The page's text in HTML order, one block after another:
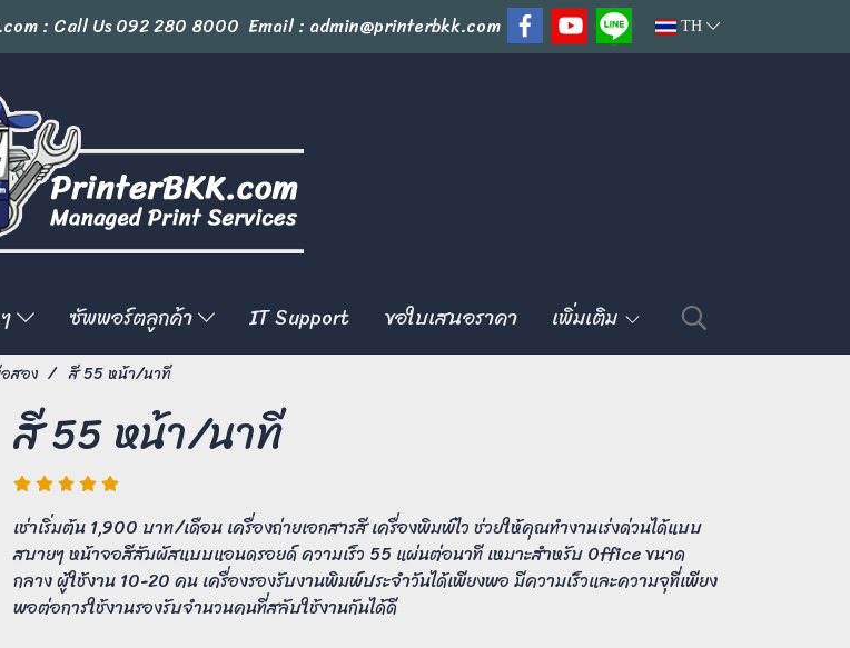
: Call Us092 280 8000 Email : admin@printerbkk.com TH
ซัพพอร์ตลูกค้า IT Support ขอใบเสนอราคา เพิ่มเติม
สอง สี 55 หน้า/นาที
สี 55 หน้า/นาที
เช่าเริ่มต้น 1,900 บาท/เดือน เครื่องถ่ายเอกสารสี เครื่องพิมพ์ไว ช่วยให้คุณทำงานเร่งด่วนได้แบบ
สบายๆ หน้าจอสีสัมผัสแบบแอนดรอยด์ ความเร็ว 55 แผ่นต่อนาที เหมาะสำหรับ Office ขนาด
กลาง ผู้ใช้งาน 10-20 คน เครื่องรองรับงานพิมพ์ประจำวันได้เพียงพอ มีความเร็วและความจุที่เพียง
พอต่อการใช้งานรองรับจำนวนคนที่สลับใช้งานกันได้ดี